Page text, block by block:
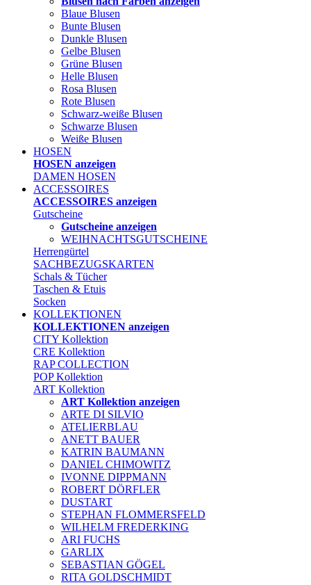
Blaue Blusen
Bunte Blusen
Dunkle Blusen
Gelbe Blusen
Grüne Blusen
Helle Blusen
Rosa Blusen
Rote Blusen
Schwarz-weiße Blusen
Schwarze Blusen
Weiße Blusen
HOSEN
HOSEN anzeigen
DAMEN HOSEN
ACCESSOIRES
ACCESSOIRES anzeigen
Gutscheine
Gutscheine anzeigen
WEIHNACHTSGUTSCHEINE
Herrengürtel
SACHBEZUGSKARTEN
Schals & Tücher
Taschen & Etuis
Socken
KOLLEKTIONEN
KOLLEKTIONEN anzeigen
CITY Kollektion
CRE Kollektion
RAP COLLECTION
POP Kollektion
ART Kollektion
ART Kollektion anzeigen
ARTE DI SILVIO
ATELIERBLAU
ANETT BAUER
KATRIN BAUMANN
DANIEL CHIMOWITZ
IVONNE DIPPMANN
ROBERT DÖRFLER
DUSTART
STEPHAN FLOMMERSFELD
WILHELM FREDERKING
ARI FUCHS
GARLIX
SEBASTIAN GÖGEL
RITA GOLDSCHMIDT